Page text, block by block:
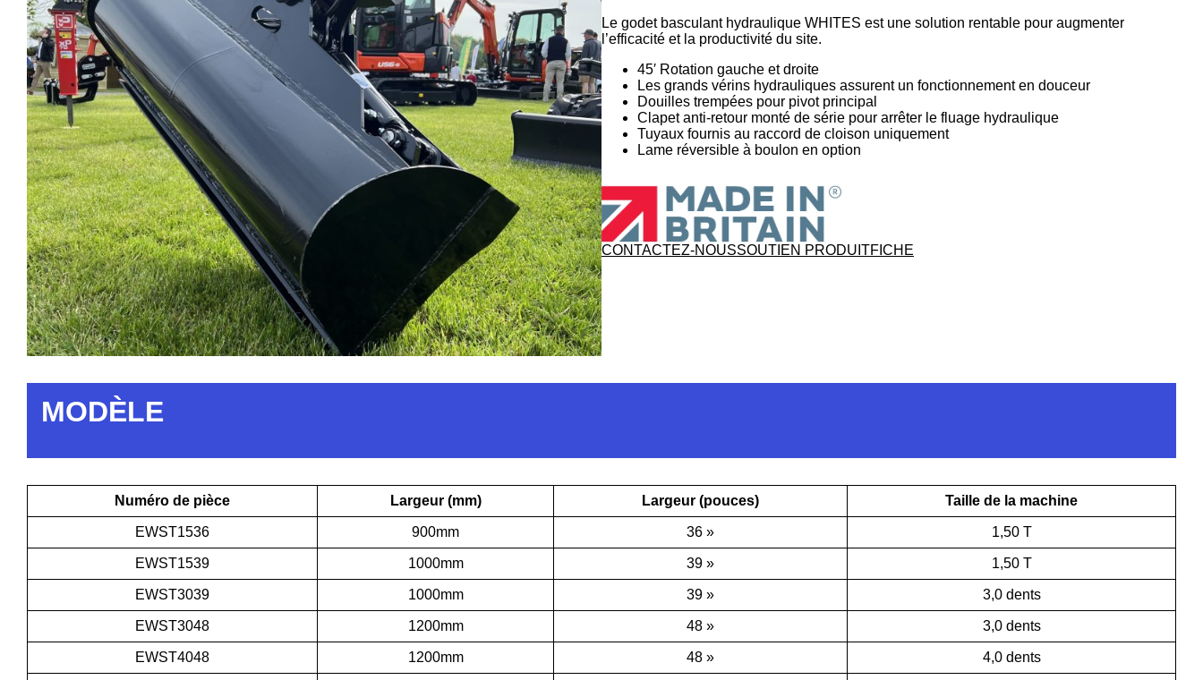
Le godet basculant hydraulique WHITES est une solution rentable pour augmenter
l’efficacité et la productivité du site.
45′ Rotation gauche et droite
Les grands vérins hydrauliques assurent un fonctionnement en douceur
Douilles trempées pour pivot principal
Clapet anti-retour monté de série pour arrêter le fluage hydraulique
Tuyaux fournis au raccord de cloison uniquement
Lame réversible à boulon en option
CONTACTEZ-NOUSSOUTIEN PRODUITFICHE
MODÈLE
Numéro de pièce Largeur (mm) Largeur (pouces) Taille de la machine
EWST1536 900mm 36 » 1,50 T
EWST1539 1000mm 39 » 1,50 T
EWST3039 1000mm 39 » 3,0 dents
EWST3048 1200mm 48 » 3,0 dents
EWST4048 1200mm 48 » 4,0 dents